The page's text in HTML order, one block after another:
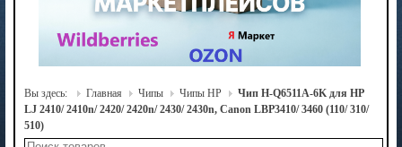
Вы здесь: Главная Чипы Чипы HP
Чип H-Q6511A-6K для HP
LJ 2410/ 2410n/ 2420/ 2420n/ 2430/ 2430n, Canon LBP3410/ 3460 (110/ 310/
510)